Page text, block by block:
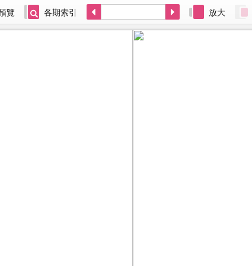
覽 各期索引 放大